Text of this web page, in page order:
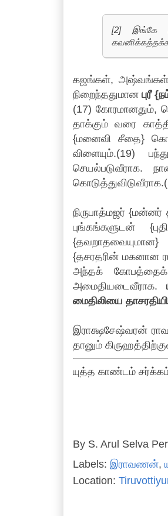
[2] இங்கே
கஜங்கள், அஷ்வங்கள்
நிறைந்ததுமான புரீ
(17) கோரமானதும்,
தாக்கும் வரை
{மனைவி சீதை}
விளையும்.(19)
செயல்படுவீராக.
நிருபாத்மஜர்
புங்கங்களுடன்
{தசரதரின் மகனான
அந்தக் கோபத்தைக்
அமைதியடைவீராக.
மைதிலியை
இராக்ஷசேஷ்வரன்
தானும்
யுத்த காண்டம்
By S. Arul Selva
Labels: இராவணன்,
Location: